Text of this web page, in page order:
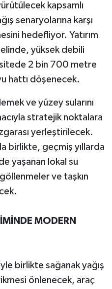
kapsamlı
senaryolarına karşı
hedefliyor. Yatırım
yüksek debili
2 bin 700 metre
hattı döşenecek.
ve yüzey sularını
stratejik noktalara
yerleştirilecek.
birlikte, geçmiş yıllarda
yaşanan lokal su
ve taşkın
MODERN
birlikte sağanak yağış
önlenecek, araç